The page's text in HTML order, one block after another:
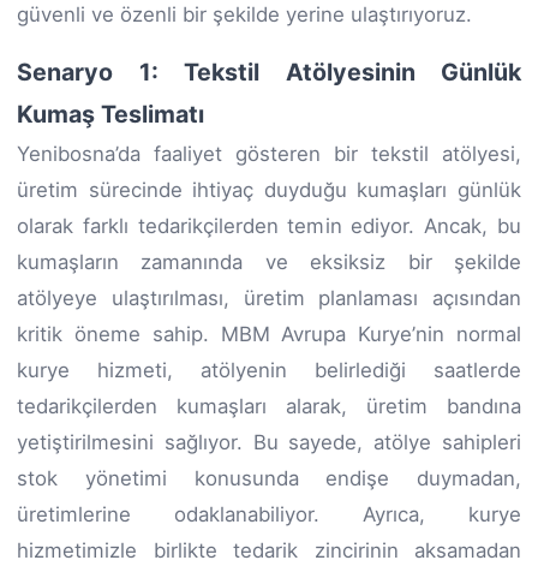
güvenli ve özenli bir şekilde yerine ulaştırıyoruz.
Senaryo 1: Tekstil Atölyesinin Günlük
Kumaş Teslimatı
Yenibosna’da faaliyet gösteren bir tekstil atölyesi,
üretim sürecinde ihtiyaç duyduğu kumaşları günlük
olarak farklı tedarikçilerden temin ediyor. Ancak, bu
kumaşların zamanında ve eksiksiz bir şekilde
atölyeye ulaştırılması, üretim planlaması açısından
kritik öneme sahip. MBM Avrupa Kurye’nin normal
kurye hizmeti, atölyenin belirlediği saatlerde
tedarikçilerden kumaşları alarak, üretim bandına
yetiştirilmesini sağlıyor. Bu sayede, atölye sahipleri
stok yönetimi konusunda endişe duymadan,
üretimlerine odaklanabiliyor. Ayrıca, kurye
hizmetimizle birlikte tedarik zincirinin aksamadan